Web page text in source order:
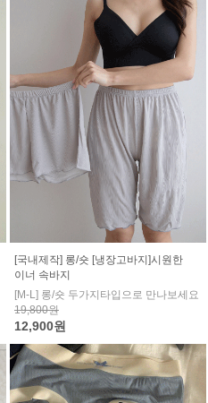
[국내제작] 롱/숏 [냉장고바지]시원한
이너 속바지
[M-L] 롱/숏 두가지타입으로 만나보세요
19,800원
12,900원